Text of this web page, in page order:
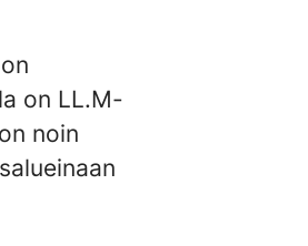
on LL.M-
noin